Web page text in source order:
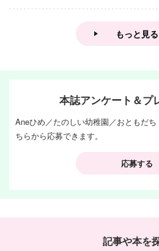
もっと見る
本誌アンケート＆プ
Aneひめ／たのしい幼稚園／おともだ
ちらから応募できます。
応募する
記事や本を